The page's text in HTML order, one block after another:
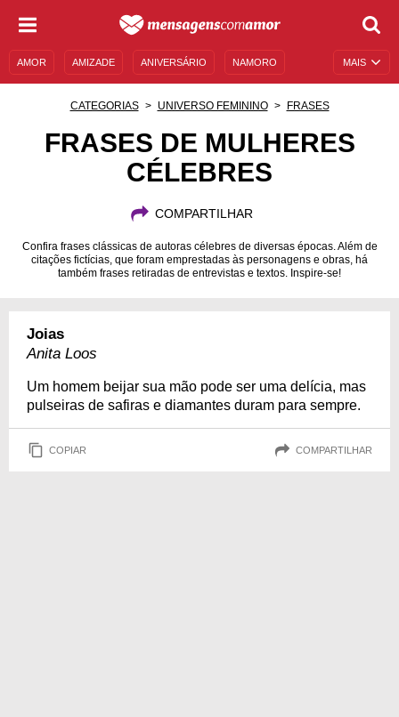
MAIS
AMOR AMIZADE ANIVERSÁRIO NAMORO
MENSAGENS DE ANIVERSÁRIO
CATEGORIAS UNIVERSO FEMININO FRASES
FRASES DE MULHERES
CÉLEBRES
COMPARTILHAR
Confira frases clássicas de autoras célebres de diversas épocas. Além de
citações fictícias, que foram emprestadas às personagens e obras, há
também frases retiradas de entrevistas e textos. Inspire-se!
Joias
Anita Loos
Um homem beijar sua mão pode ser uma delícia, mas
pulseiras de safiras e diamantes duram para sempre.
COPIAR COMPARTILHAR